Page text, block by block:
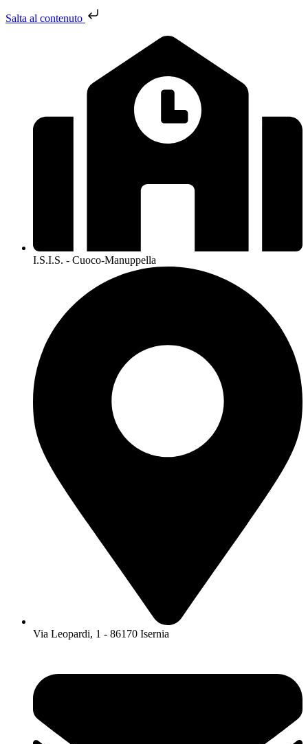
Salta al contenuto
I.S.I.S. - Cuoco-Manuppella
Via Leopardi, 1 - 86170 Isernia